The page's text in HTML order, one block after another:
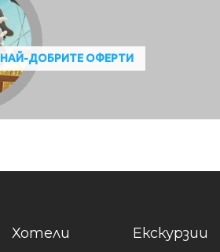
ДОБРИТЕ ОФЕРТИ
Хотели Екскурзии